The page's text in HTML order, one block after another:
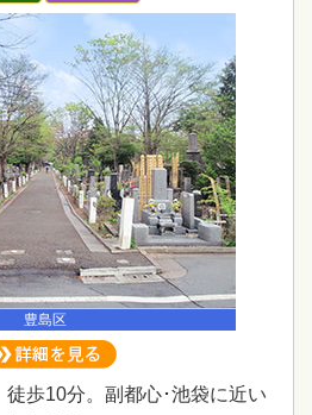
豊島区
歩10分。副都心･池袋に近い